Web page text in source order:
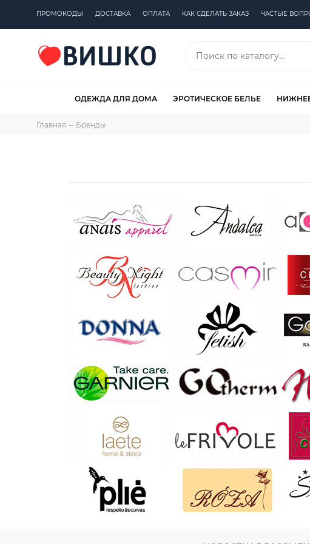
ПРОМОКОДЫ ДОСТАВКА ОПЛАТА КАК СДЕЛАТЬ ЗАКАЗ ЧАСТЫЕ
ОДЕЖДА ДЛЯ ДОМА ЭРОТИЧЕСКОЕ БЕЛЬЕ
Главная Бренды